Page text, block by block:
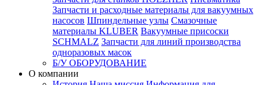
Запчасти и расходные материалы для вакуумных
насосов Шпиндельные узлы Смазочные
материалы KLUBER Вакуумные присоски
SCHMALZ Запчасти для линий производства
одноразовых масок
Б/У ОБОРУДОВАНИЕ
О компании